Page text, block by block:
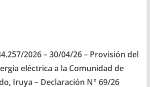
2026 – 30/04/26 – Provisión del
eléctrica a la Comunidad de
Iruya – Declaración N° 69/26